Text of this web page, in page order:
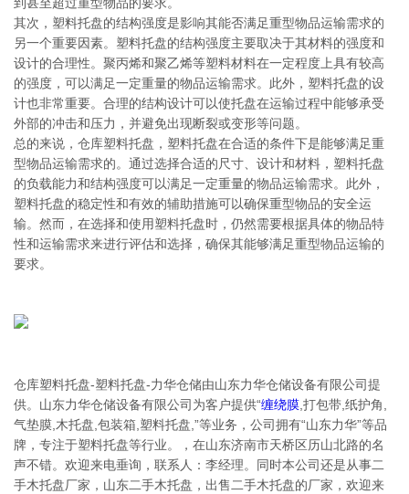
其次，塑料托盘的结构强度是影响其能否满足重型物品运输需求的
另一个重要因素。塑料托盘的结构强度主要取决于其材料的强度和
设计的合理性。聚丙烯和聚乙烯等塑料材料在一定程度上具有较高
的强度，可以满足一定重量的物品运输需求。此外，塑料托盘的设
计也非常重要。合理的结构设计可以使托盘在运输过程中能够承受
外部的冲击和压力，并避免出现断裂或变形等问题。
总的来说，仓库塑料托盘，塑料托盘在合适的条件下是能够满足重
型物品运输需求的。通过选择合适的尺寸、设计和材料，塑料托盘
的负载能力和结构强度可以满足一定重量的物品运输需求。此外，
塑料托盘的稳定性和有效的辅助措施可以确保重型物品的安全运
输。然而，在选择和使用塑料托盘时，仍然需要根据具体的物品特
性和运输需求来进行评估和选择，确保其能够满足重型物品运输的
要求。
仓库塑料托盘-塑料托盘-力华仓储由山东力华仓储设备有限公司提
供。山东力华仓储设备有限公司为客户提供“缠绕膜 ,打包带,纸护角,
气垫膜,木托盘,包装箱,塑料托盘,”等业务，公司拥有“山东力华”等品
牌，专注于塑料托盘等行业。，在山东济南市天桥区历山北路的名
声不错。欢迎来电垂询，联系人：李经理。同时本公司还是从事二
手木托盘厂家，山东二手木托盘，出售二手木托盘的厂家，欢迎来